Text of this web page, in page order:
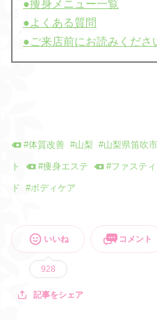
●痩身メニュー一覧
●よくある質問
●ご来店前にお読みくださ
#体質改善 #山梨 #山梨県笛吹市
ト #痩身エステ #ファステ
ド #ボディケア
いいね
928
コメント
記事をシェア